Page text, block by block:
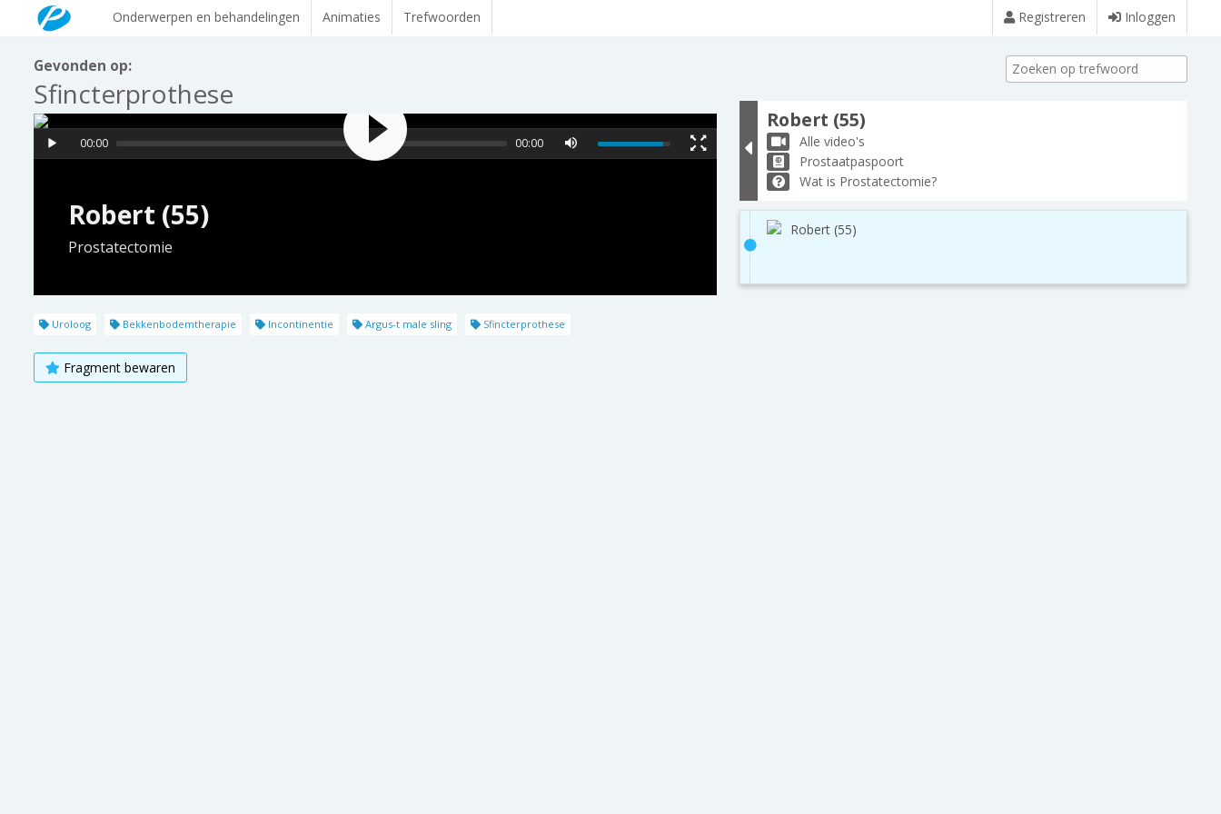
Onderwerpen en behandelingen Animaties Trefwoorden Registreren Inloggen
Gevonden op:
Sfincterprothese
Robert (55)
Prostatectomie
00:00 00:00
Uroloog Bekkenbodemtherapie Incontinentie Argus-t male sling Sfincterprothese
Fragment bewaren
Robert (55)
Alle video's
Prostaatpaspoort
Wat is Prostatectomie?
Robert (55)